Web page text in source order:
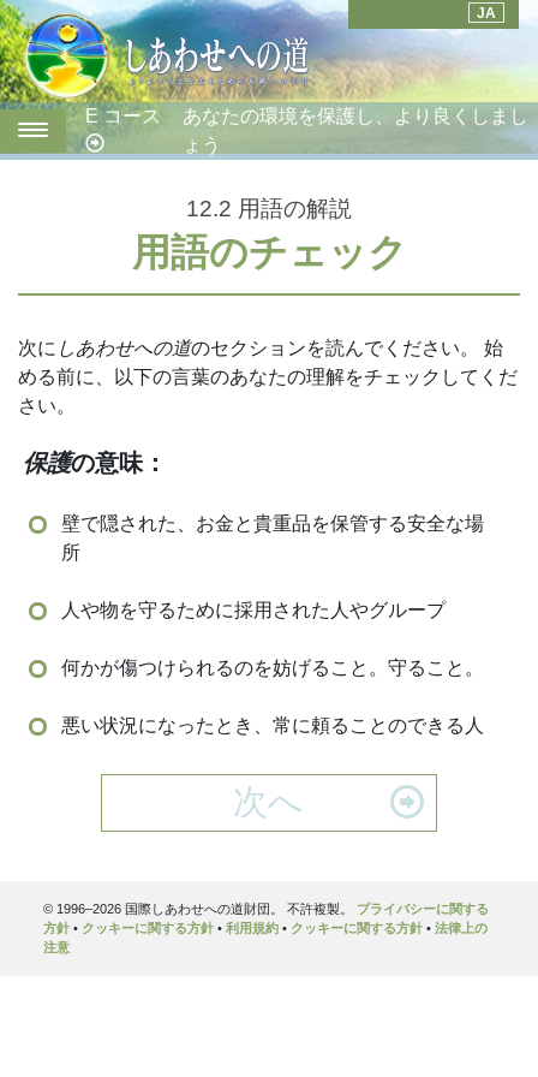
JA
E コース
あなたの環境を保護し、より良くしまし
ょう
12.2 用語の解説
用語のチェック
次に しあわせへの道のセクションを読んでください。 始
める前に、以下の言葉のあなたの理解をチェックしてくだ
さい。
保護の意味：
壁で隠された、お金と貴重品を保管する安全な場
所
人や物を守るために採用された人やグループ
何かが傷つけられるのを妨げること。守ること。
悪い状況になったとき、常に頼ることのできる人
次へ
© 1996–2026 国際しあわせへの道財団。 不許複製。 プライバシーに関する
方針• クッキーに関する方針• 利用規約• クッキーに関する方針• 法律上の
注意